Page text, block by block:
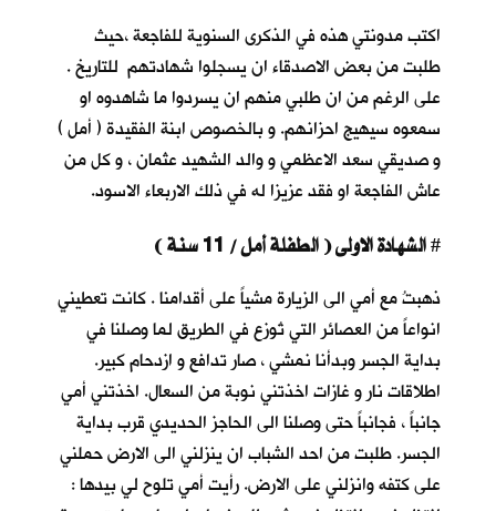
اكتب مدونتي هذه في الذكرى السنوية للفاجعة ،حيث
طلبت من بعض الاصدقاء ان يسجلوا شهادتهم للتاريخ .
على الرغم من ان طلبي منهم ان يسردوا ما شاهدوه او
سمعوه سيهيج احزانهم. و بالخصوص ابنة الفقيدة ( أمل )
و صديقي سعد الاعظمي و والد الشهيد عثمان ، و كل من
عاش الفاجعة او فقد عزيزا له في ذلك الاربعاء الاسود.
#
ذهبتُ مع أمي الى الزيارة مشياً على أقدامنا . كانت تعطيني
انواعاً من العصائر التي تُوزع في الطريق لما وصلنا في
بداية الجسر وبدأنا نمشي ، صار تدافع و ازدحام كبير.
اطلاقات نار و غازات اخذتني نوبة من السعال. اخذتني أمي
جانباً ، فجانباً حتى وصلنا الى الحاجز الحديدي قرب بداية
الجسر. طلبت من احد الشباب ان ينزلني الى الارض حملني
على كتفه وانزلني على الارض. رأيت أمي تلوح لي بيدها :